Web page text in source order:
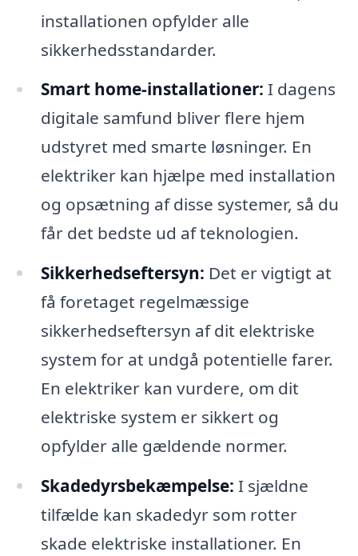
installationen opfylder alle
sikkerhedsstandarder.
Smart home-installationer: I dagens
digitale samfund bliver flere hjem
udstyret med smarte løsninger. En
elektriker kan hjælpe med installation
og opsætning af disse systemer, så du
får det bedste ud af teknologien.
Sikkerhedseftersyn: Det er vigtigt at
få foretaget regelmæssige
sikkerhedseftersyn af dit elektriske
system for at undgå potentielle farer.
En elektriker kan vurdere, om dit
elektriske system er sikkert og
opfylder alle gældende normer.
Skadedyrsbekæmpelse: I sjældne
tilfælde kan skadedyr som rotter
skade elektriske installationer. En